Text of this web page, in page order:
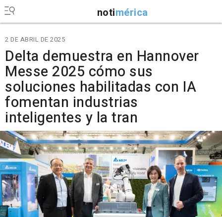
notimérica
2 DE ABRIL DE 2025
Delta demuestra en Hannover
Messe 2025 cómo sus
soluciones habilitadas con IA
fomentan industrias
inteligentes y la tran